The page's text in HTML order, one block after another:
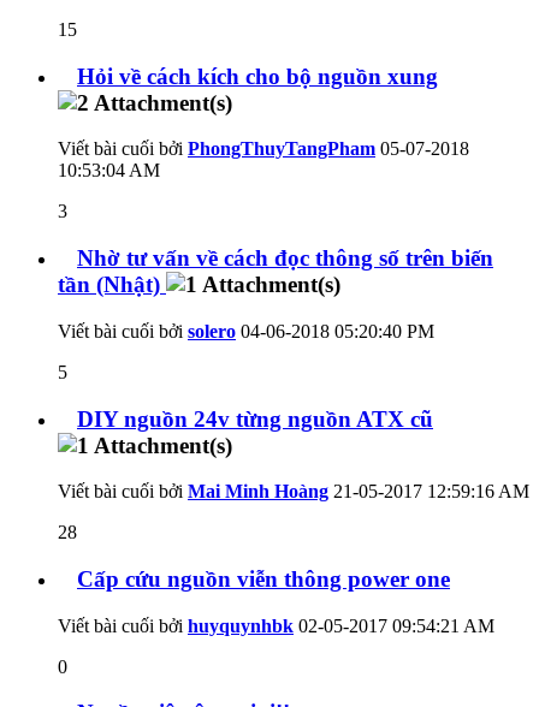
15
Hỏi về cách kích cho bộ nguồn xung
Viết bài cuối bởi PhongThuyTangPham 05-07-2018
10:53:04 AM
3
Nhờ tư vấn về cách đọc thông số trên biến
tần (Nhật)
Viết bài cuối bởi solero 04-06-2018 05:20:40 PM
5
DIY nguồn 24v từng nguồn ATX cũ
Viết bài cuối bởi Mai Minh Hoàng 21-05-2017 12:59:16 AM
28
Cấp cứu nguồn viễn thông power one
Viết bài cuối bởi huyquynhbk 02-05-2017 09:54:21 AM
0